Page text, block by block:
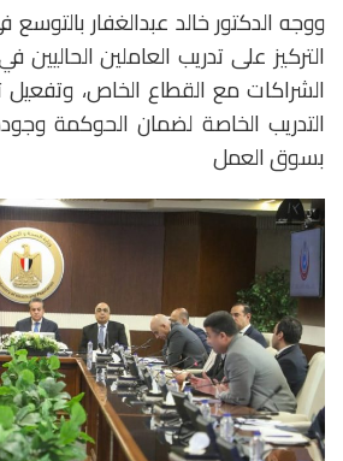
ووجه الدكتور خالد عبدالغفار
التركيز على تدريب العاملين
الشراكات مع القطاع الخاص، وتفعيل
التدريب الخاصة لضمان الحوكمة
بسوق العمل